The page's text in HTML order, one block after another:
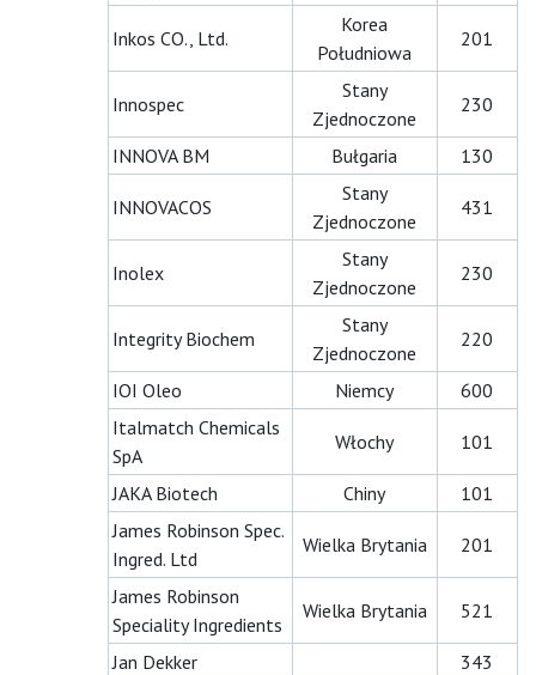
Inkos CO., Ltd.
Korea
Południowa
201
Innospec
Stany
Zjednoczone
230
INNOVA BM Bułgaria 130
INNOVACOS
Stany
Zjednoczone
431
Inolex
Stany
Zjednoczone
230
Integrity Biochem
Stany
Zjednoczone
220
IOI Oleo Niemcy
600
Italmatch Chemicals
SpA
Włochy 101
JAKA Biotech Chiny
101
James Robinson Spec.
Ingred. Ltd
Wielka Brytania 201
James Robinson
Speciality Ingredients
Wielka Brytania 521
Jan Dekker
343